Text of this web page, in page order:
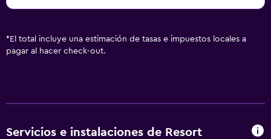
* El total incluye una estimación de tasas e impuestos locales a
pagar al hacer check-out.
Servicios e instalaciones de Resort